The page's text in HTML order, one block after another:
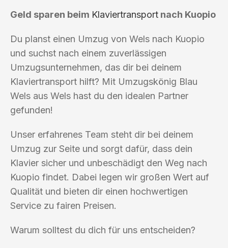
Geld sparen beim Klaviertransport nach Kuopio
Du planst einen Umzug von Wels nach Kuopio
und suchst nach einem zuverlässigen
Umzugsunternehmen, das dir bei deinem
Klaviertransport hilft? Mit Umzugskönig Blau
Wels aus Wels hast du den idealen Partner
gefunden!
Unser erfahrenes Team steht dir bei deinem
Umzug zur Seite und sorgt dafür, dass dein
Klavier sicher und unbeschädigt den Weg nach
Kuopio findet. Dabei legen wir großen Wert auf
Qualität und bieten dir einen hochwertigen
Service zu fairen Preisen.
Warum solltest du dich für uns entscheiden?